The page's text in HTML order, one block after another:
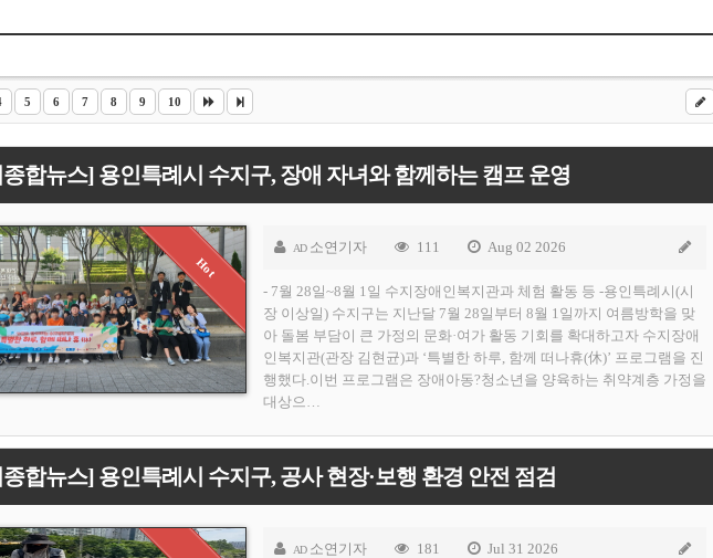
5 6 7 8 9 10
합뉴스] 용인특례시 수지구, 장애 자녀와 함께하는 캠프 운영
AD 소연기자 111 Aug 02 2026
- 7월 28일~8월 1일 수지장애인복지관과 체험 활동 등 -용인특례시(시
장 이상일) 수지구는 지난달 7월 28일부터 8월 1일까지 여름방학을 맞
아 돌봄 부담이 큰 가정의 문화·여가 활동 기회를 확대하고자 수지장애
인복지관(관장 김현균)과 ‘특별한 하루, 함께 떠나휴(休)’ 프로그램을 진
행했다.이번 프로그램은 장애아동?청소년을 양육하는 취약계층 가정을
대상으…
합뉴스] 용인특례시 수지구, 공사 현장·보행 환경 안전 점검
AD 소연기자 181 Jul 31 2026